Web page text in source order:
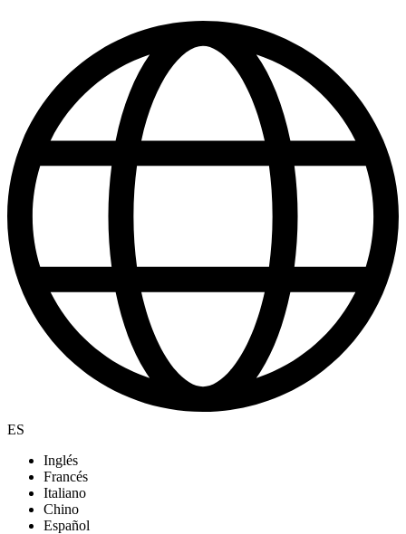
ES
Inglés
Francés
Italiano
Chino
Español